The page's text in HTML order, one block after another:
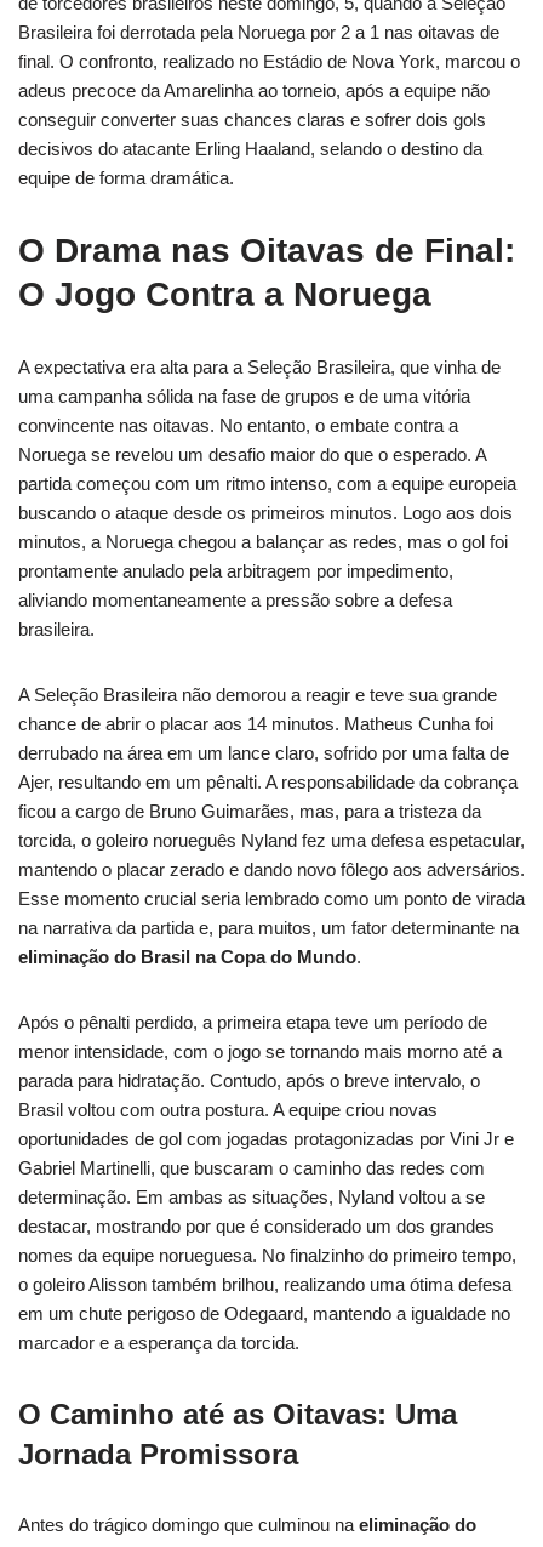
Brasileira foi derrotada pela Noruega por 2 a 1 nas oitavas de
final. O confronto, realizado no Estádio de Nova York, marcou o
adeus precoce da Amarelinha ao torneio, após a equipe não
conseguir converter suas chances claras e sofrer dois gols
decisivos do atacante Erling Haaland, selando o destino da
equipe de forma dramática.
O Drama nas Oitavas de Final:
O Jogo Contra a Noruega
A expectativa era alta para a Seleção Brasileira, que vinha de
uma campanha sólida na fase de grupos e de uma vitória
convincente nas oitavas. No entanto, o embate contra a
Noruega se revelou um desafio maior do que o esperado. A
partida começou com um ritmo intenso, com a equipe europeia
buscando o ataque desde os primeiros minutos. Logo aos dois
minutos, a Noruega chegou a balançar as redes, mas o gol foi
prontamente anulado pela arbitragem por impedimento,
aliviando momentaneamente a pressão sobre a defesa
brasileira.
A Seleção Brasileira não demorou a reagir e teve sua grande
chance de abrir o placar aos 14 minutos. Matheus Cunha foi
derrubado na área em um lance claro, sofrido por uma falta de
Ajer, resultando em um pênalti. A responsabilidade da cobrança
ficou a cargo de Bruno Guimarães, mas, para a tristeza da
torcida, o goleiro norueguês Nyland fez uma defesa espetacular,
mantendo o placar zerado e dando novo fôlego aos adversários.
Esse momento crucial seria lembrado como um ponto de virada
na narrativa da partida e, para muitos, um fator determinante na
eliminação do Brasil na Copa do Mundo.
Após o pênalti perdido, a primeira etapa teve um período de
menor intensidade, com o jogo se tornando mais morno até a
parada para hidratação. Contudo, após o breve intervalo, o
Brasil voltou com outra postura. A equipe criou novas
oportunidades de gol com jogadas protagonizadas por Vini Jr e
Gabriel Martinelli, que buscaram o caminho das redes com
determinação. Em ambas as situações, Nyland voltou a se
destacar, mostrando por que é considerado um dos grandes
nomes da equipe norueguesa. No finalzinho do primeiro tempo,
o goleiro Alisson também brilhou, realizando uma ótima defesa
em um chute perigoso de Odegaard, mantendo a igualdade no
marcador e a esperança da torcida.
O Caminho até as Oitavas: Uma
Jornada Promissora
Antes do trágico domingo que culminou na eliminação do